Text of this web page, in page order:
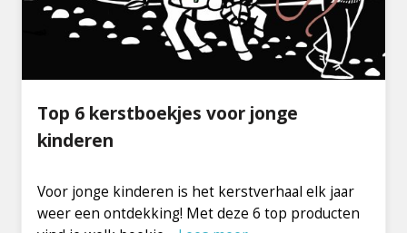
Top 6 kerstboekjes voor jonge
kinderen
Voor jonge kinderen is het kerstverhaal elk jaar
weer een ontdekking! Met deze 6 top producten